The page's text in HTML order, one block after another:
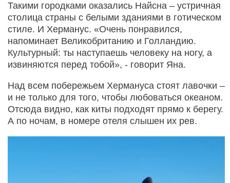
Такими городками оказались Найсна – устричная
столица страны с белыми зданиями в готическом
стиле. И Херманус. «Очень понравился,
напоминает Великобританию и Голландию.
Культурный: ты наступаешь человеку на ногу, а
извиняются перед тобой», - говорит Яна.
Над всем побережьем Хермануса стоят лавочки –
и не только для того, чтобы любоваться океаном.
Отсюда видно, как киты подходят прямо к берегу.
А по ночам, в номере отеля слышен их рев.